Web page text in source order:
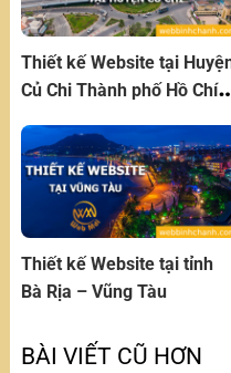
Thiết kế Website tại
Củ Chi Thành phố Hồ Chí
Thiết kế Website tại tỉnh
Bà Rịa – Vũng Tàu
BÀI VIẾT CŨ HƠN